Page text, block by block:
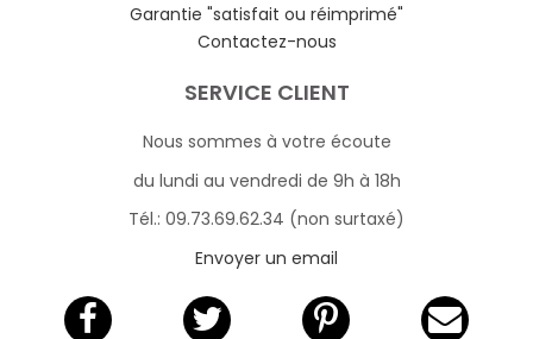
Garantie "satisfait ou réimprimé"
Contactez-nous
SERVICE CLIENT
Nous sommes à votre écoute
du lundi au vendredi de 9h à 18h
Tél.: 09.73.69.62.34 (non surtaxé)
Envoyer un email